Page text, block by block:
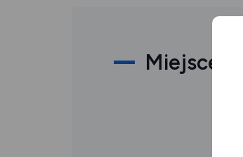
Miejsce